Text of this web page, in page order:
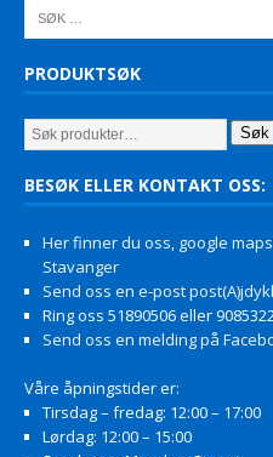
PRODUKTSØK
Søk
BESØK ELLER KONTAKT OSS:
Her finner du oss, google
Stavanger
Send oss en e-post
Ring oss 51890506 eller
Send oss en melding på
Våre åpningstider er:
Tirsdag – fredag: 12:00 – 17:00
Lørdag: 12:00 – 15:00